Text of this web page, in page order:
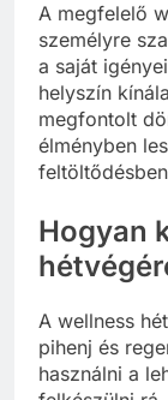
A megfelelő
személyre
a saját
helyszín
megfontolt
élményben
Hogyan
A wellness
pihenj és
használni a